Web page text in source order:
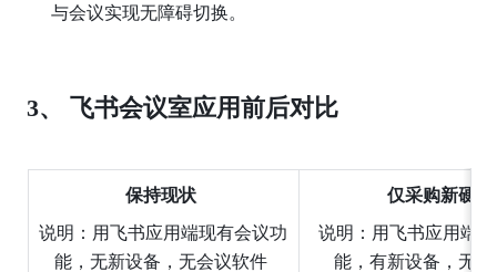
与会议实现无障碍切换。
3、 飞书会议室应用前后对比
保持现状
说明：用飞书应用端现有会议功
能，无新设备，无会议软件
仅采购新硬件
说明：用飞书应用端
能，有新设备，无